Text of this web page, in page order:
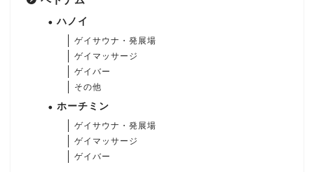
ハノイ
ゲイサウナ・発展場
ゲイマッサージ
ゲイバー
その他
ホーチミン
ゲイサウナ・発展場
ゲイマッサージ
ゲイバー